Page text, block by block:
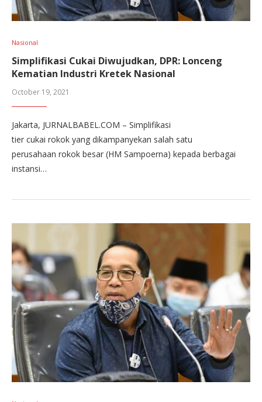
Nasional
Simplifikasi Cukai Diwujudkan, DPR: Lonceng
Kematian Industri Kretek Nasional
October 19, 2021
Jakarta, JURNALBABEL.COM – Simplifikasi
tier cukai rokok yang dikampanyekan salah satu
perusahaan rokok besar (HM Sampoerna) kepada berbagai
instansi…